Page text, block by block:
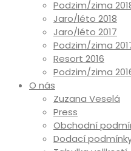
Podzim/zima
Jaro/léto 2018
Jaro/léto 2017
Podzim/zima
Resort 2016
Podzim/zima
O nás
Zuzana Veselá
Press
Obchodní
Dodací